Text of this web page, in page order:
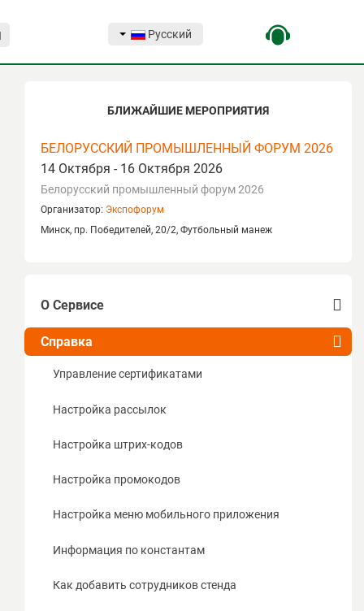
Русский
БЛИЖАЙШИЕ МЕРОПРИЯТИЯ
БЕЛОРУССКИЙ ПРОМЫШЛЕННЫЙ ФОРУМ 2026
14 Октября - 16 Октября 2026
Белорусский промышленный форум 2026
Организатор: Экспофорум
Минск, пр. Победителей, 20/2, Футбольный манеж
О Сервисе
Возможности
Контакты
Партнеры проекта
Экспонентам
Преимущества для Экспонентов
Организаторам
Посетителям
Как работает комплекс для экспонента
Справка
Управление сертификатами
Настройка рассылок
Настройка штрих-кодов
Настройка промокодов
Настройка меню мобильного приложения
Информация по константам
Как добавить сотрудников стенда